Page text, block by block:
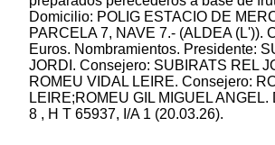
Domicilio: POLIG ESTACIO DE
PARCELA 7, NAVE 7.- (ALDEA (L')).
Euros. Nombramientos. Presidente:
JORDI. Consejero: SUBIRATS REL
ROMEU VIDAL LEIRE. Consejero:
LEIRE;ROMEU GIL MIGUEL
8 , H T 65937, I/A 1 (20.03.26).